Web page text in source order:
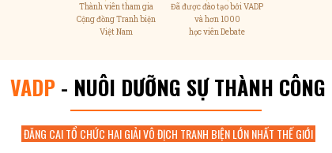
Thành viên tham gia
Cộng đồng Tranh biện
Việt Nam
Đã được đào tạo bởi VADP
và hơn 1000
học viên Debate
VADP - NUÔI DƯỠNG SỰ THÀNH CÔNG
ĐĂNG CAI TỔ CHỨC HAI GIẢI VÔ ĐỊCH TRANH BIỆN LỚN NHẤT THẾ GIỚI